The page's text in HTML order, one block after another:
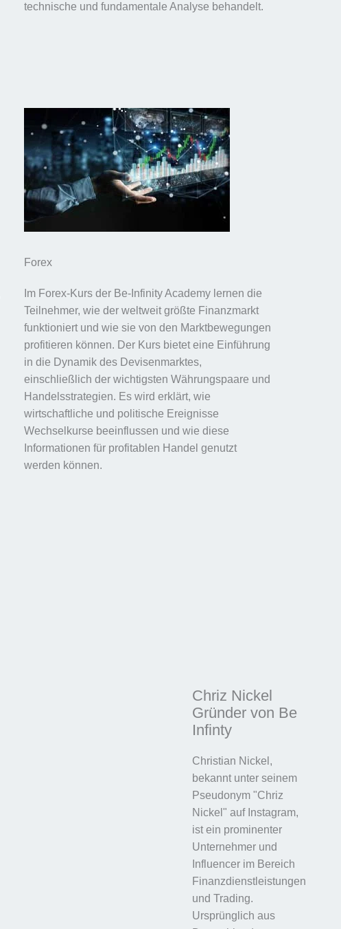
technische und fundamentale Analyse behandelt.
Forex
Im Forex-Kurs der Be-Infinity Academy lernen die
Teilnehmer, wie der weltweit größte Finanzmarkt
funktioniert und wie sie von den Marktbewegungen
profitieren können. Der Kurs bietet eine Einführung
in die Dynamik des Devisenmarktes,
einschließlich der wichtigsten Währungspaare und
Handelsstrategien. Es wird erklärt, wie
wirtschaftliche und politische Ereignisse
Wechselkurse beeinflussen und wie diese
Informationen für profitablen Handel genutzt
werden können.
Chriz Nickel
Gründer von Be
Infinty
Christian Nickel,
bekannt unter seinem
Pseudonym "Chriz
Nickel" auf Instagram,
ist ein prominenter
Unternehmer und
Influencer im Bereich
Finanzdienstleistungen
und Trading.
Ursprünglich aus